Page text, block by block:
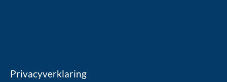
Privacyverklaring